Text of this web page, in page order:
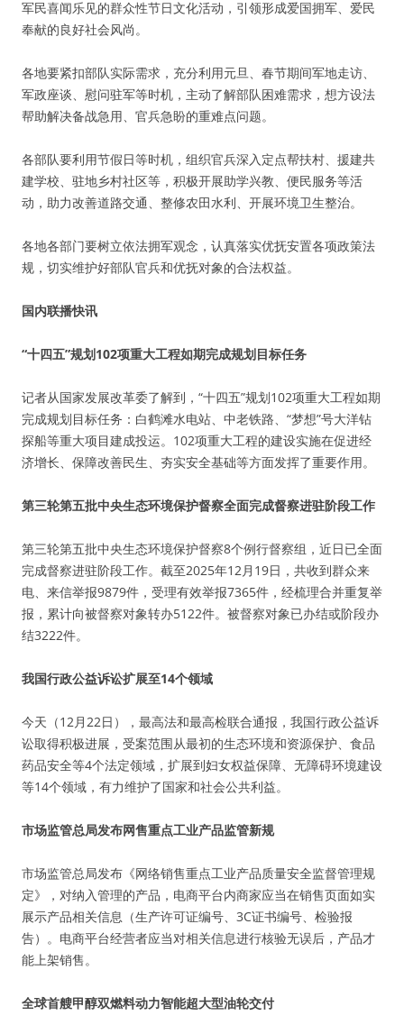
军民喜闻乐见的群众性节日文化活动，引领形成爱国拥军、爱民
奉献的良好社会风尚。
各地要紧扣部队实际需求，充分利用元旦、春节期间军地走访、
军政座谈、慰问驻军等时机，主动了解部队困难需求，想方设法
帮助解决备战急用、官兵急盼的重难点问题。
各部队要利用节假日等时机，组织官兵深入定点帮扶村、援建共
建学校、驻地乡村社区等，积极开展助学兴教、便民服务等活
动，助力改善道路交通、整修农田水利、开展环境卫生整治。
各地各部门要树立依法拥军观念，认真落实优抚安置各项政策法
规，切实维护好部队官兵和优抚对象的合法权益。
国内联播快讯
“十四五”规划102项重大工程如期完成规划目标任务
记者从国家发展改革委了解到，“十四五”规划102项重大工程如期
完成规划目标任务：白鹤滩水电站、中老铁路、“梦想”号大洋钻
探船等重大项目建成投运。102项重大工程的建设实施在促进经
济增长、保障改善民生、夯实安全基础等方面发挥了重要作用。
第三轮第五批中央生态环境保护督察全面完成督察进驻阶段工作
第三轮第五批中央生态环境保护督察8个例行督察组，近日已全面
完成督察进驻阶段工作。截至2025年12月19日，共收到群众来
电、来信举报9879件，受理有效举报7365件，经梳理合并重复举
报，累计向被督察对象转办5122件。被督察对象已办结或阶段办
结3222件。
我国行政公益诉讼扩展至14个领域
今天（12月22日），最高法和最高检联合通报，我国行政公益诉
讼取得积极进展，受案范围从最初的生态环境和资源保护、食品
药品安全等4个法定领域，扩展到妇女权益保障、无障碍环境建设
等14个领域，有力维护了国家和社会公共利益。
市场监管总局发布网售重点工业产品监管新规
市场监管总局发布《网络销售重点工业产品质量安全监督管理规
定》，对纳入管理的产品，电商平台内商家应当在销售页面如实
展示产品相关信息（生产许可证编号、3C证书编号、检验报
告）。电商平台经营者应当对相关信息进行核验无误后，产品才
能上架销售。
全球首艘甲醇双燃料动力智能超大型油轮交付